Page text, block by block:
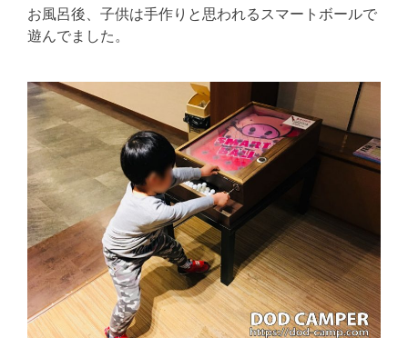
お風呂後、子供は手作りと思われるスマートボールで
遊んでました。